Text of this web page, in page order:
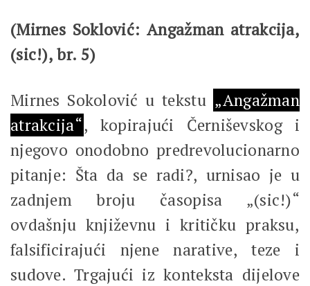
(Mirnes Soklović: Angažman atrakcija,
(sic!), br. 5)
Mirnes Sokolović u tekstu „Angažman
atrakcija“, kopirajući Černiševskog i
njegovo onodobno predrevolucionarno
pitanje: Šta da se radi?, urnisao je u
zadnjem broju časopisa „(sic!)“
ovdašnju književnu i kritičku praksu,
falsificirajući njene narative, teze i
sudove. Trgajući iz konteksta dijelove